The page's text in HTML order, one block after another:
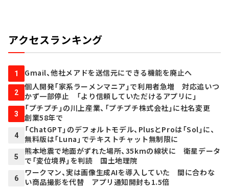
アクセスランキング
1 Gmail、他社メアドを送信元にできる機能を廃止へ
2
個人開発「家系ラーメンマニア」で利用者急増 対応追いつ
かず一部停止 「より信頼していただけるアプリに」
3
「プチプチ」の川上産業、「プチプチ株式会社」に社名変更
創業58年で
4
「ChatGPT」のデフォルトモデル、PlusとProは「Sol」に、
無料版は「Luna」でテキストチャット無制限に
5
熊本地震で地面がずれた場所、35kmの線状に 衛星データ
で「変位境界」を判読 国土地理院
6
ワークマン、実は画像生成AIを導入していた 間に合わな
い商品撮影を代替 アプリ通知開封も1.5倍